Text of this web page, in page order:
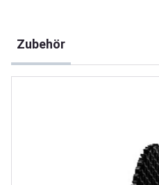
Zubehör